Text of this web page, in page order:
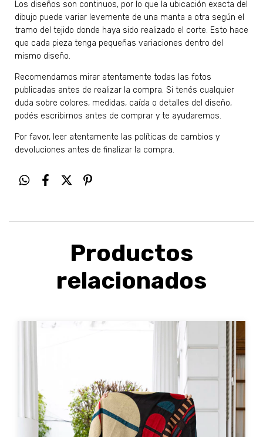
Los diseños son continuos, por lo que la ubicación exacta del
dibujo puede variar levemente de una manta a otra según el
tramo del tejido donde haya sido realizado el corte. Esto hace
que cada pieza tenga pequeñas variaciones dentro del
mismo diseño.
Recomendamos mirar atentamente todas las fotos
publicadas antes de realizar la compra. Si tenés cualquier
duda sobre colores, medidas, caída o detalles del diseño,
podés escribirnos antes de comprar y te ayudaremos.
Por favor, leer atentamente las políticas de cambios y
devoluciones antes de finalizar la compra.
Productos
relacionados